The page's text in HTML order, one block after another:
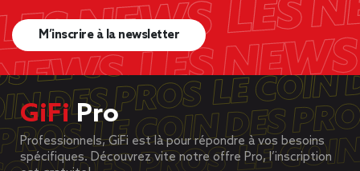
M’inscrire à la newsletter
GiFiPro
Professionnels, GiFi est là pour répondre à vos besoins
spécifiques. Découvrez vite notre offre Pro, l’inscription